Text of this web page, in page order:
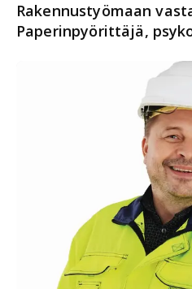
Rakennustyömaan
Paperinpyörittäjä,